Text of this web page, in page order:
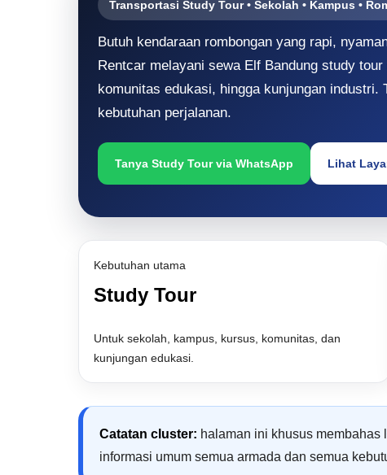
Transportasi Study Tour • Sekolah • Kampus •
Butuh kendaraan rombongan yang rapi,
Rentcar melayani sewa Elf Bandung study
komunitas edukasi, hingga kunjungan
kebutuhan perjalanan.
Tanya Study Tour via WhatsApp Lihat
Kebutuhan utama
Study Tour
Untuk sekolah, kampus, kursus, komunitas, dan
kunjungan edukasi.
Catatan cluster: halaman ini khusus
informasi umum semua armada dan semua